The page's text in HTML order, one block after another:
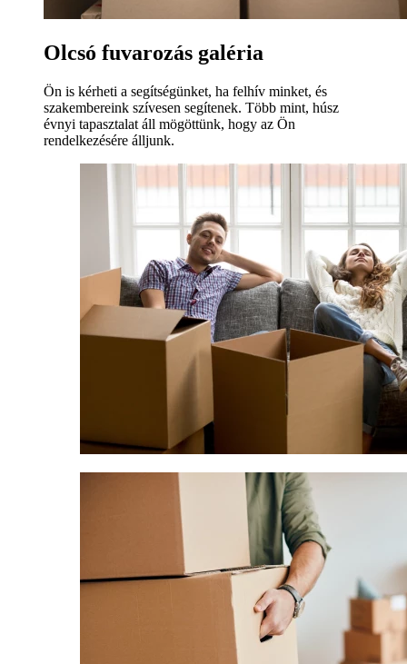
Olcsó fuvarozás galéria
Ön is kérheti a segítségünket, ha felhív minket, és
szakembereink szívesen segítenek. Több mint, húsz
évnyi tapasztalat áll mögöttünk, hogy az Ön
rendelkezésére álljunk.